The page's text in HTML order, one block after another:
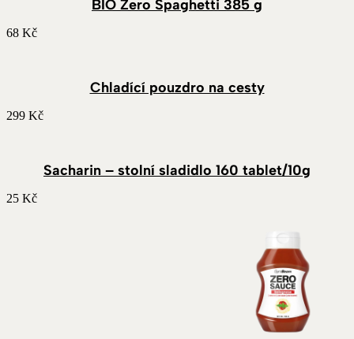
BIO Zero Spaghetti 385 g
68 Kč
Chladící pouzdro na cesty
299 Kč
Sacharin – stolní sladidlo 160 tablet/10g
25 Kč